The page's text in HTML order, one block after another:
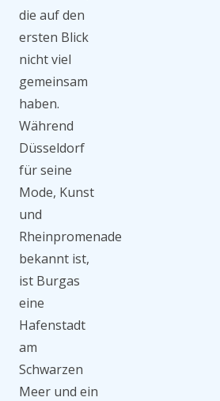
die auf den
ersten Blick
nicht viel
gemeinsam
haben.
Während
Düsseldorf
für seine
Mode, Kunst
und
Rheinpromenade
bekannt ist,
ist Burgas
eine
Hafenstadt
am
Schwarzen
Meer und ein